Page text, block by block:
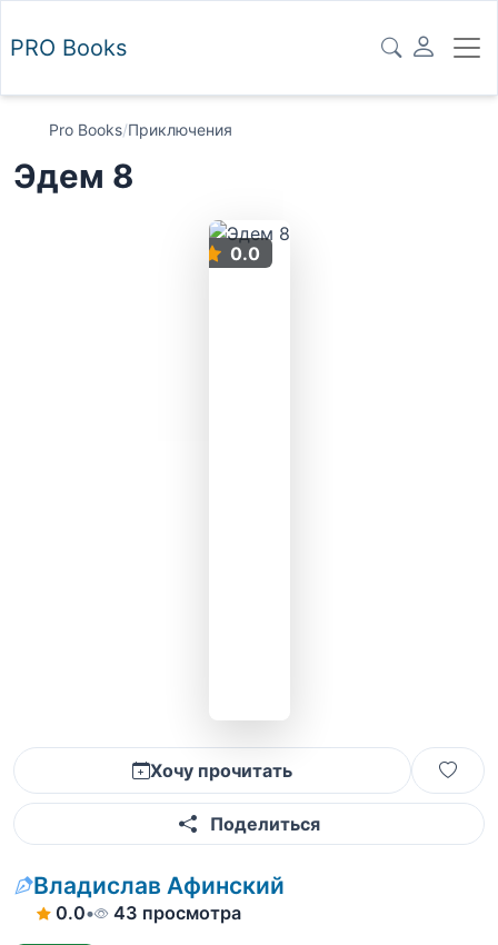
PRO Books
Pro Books/Приключения
Эдем 8
0.0
Хочу прочитать
Поделиться
Владислав Афинский
0.0• 43 просмотра